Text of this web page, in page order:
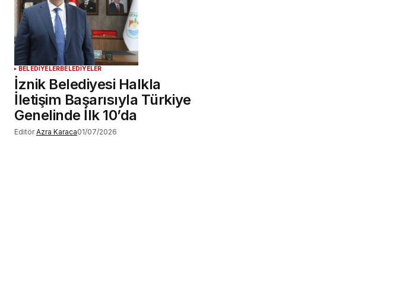
BELEDİYELERBELEDİYELER
İznik Belediyesi Halkla
İletişim Başarısıyla Türkiye
Genelinde İlk 10’da
Editör Azra Karaca01/07/2026